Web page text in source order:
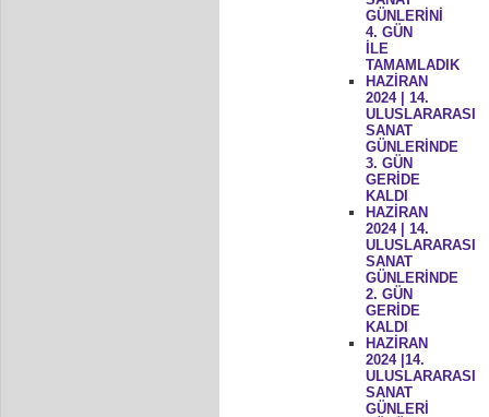
GÜNLERİNİ
4. GÜN
İLE
TAMAMLADIK
HAZİRAN
2024 | 14.
ULUSLARARASI
SANAT
GÜNLERİNDE
3. GÜN
GERİDE
KALDI
HAZİRAN
2024 | 14.
ULUSLARARASI
SANAT
GÜNLERİNDE
2. GÜN
GERİDE
KALDI
HAZİRAN
2024 |14.
ULUSLARARASI
SANAT
GÜNLERİ